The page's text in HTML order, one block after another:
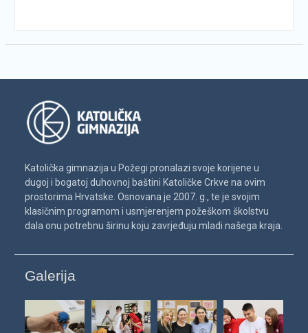
Katolička gimnazija u Požegi pronalazi svoje korijene u
dugoj i bogatoj duhovnoj baštini Katoličke Crkve na ovim
prostorima Hrvatske. Osnovana je 2007. g., te je svojim
klasičnim programom i usmjerenjem požeškom školstvu
dala onu potrebnu širinu koju zavrjeđuju mladi našega kraja.
Galerija